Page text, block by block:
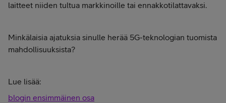
laitteet niiden tultua markkinoille tai ennakkotilattavaksi.
Minkälaisia ajatuksia sinulle herää 5G-teknologian tuomista
mahdollisuuksista?
Lue lisää:
blogin ensimmäinen osa